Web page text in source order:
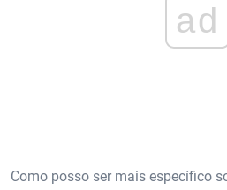
ad
Como posso ser mais específico